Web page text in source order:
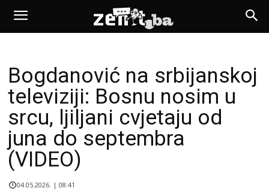
Bogdanović na srbijanskoj
televiziji: Bosnu nosim u
srcu, ljiljani cvjetaju od
juna do septembra
(VIDEO)
04.05.2026. | 08:41